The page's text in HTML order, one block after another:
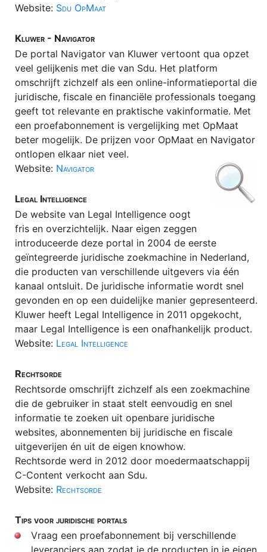
Website: Sdu OpMaat
Kluwer - Navigator
De portal Navigator van Kluwer vertoont qua opzet
veel gelijkenis met die van Sdu. Het platform
omschrijft zichzelf als een online-informatieportal die
juridische, fiscale en financiële professionals toegang
geeft tot relevante en praktische vakinformatie. Met
een proefabonnement is vergelijking met OpMaat
beter mogelijk. De prijzen voor OpMaat en Navigator
ontlopen elkaar niet veel.
Website: Navigator
Legal Intelligence
De website van Legal Intelligence oogt
fris en overzichtelijk. Naar eigen zeggen
introduceerde deze portal in 2004 de eerste
geïntegreerde juridische zoekmachine in Nederland,
die producten van verschillende uitgevers via één
kanaal ontsluit. De juridische informatie wordt snel
gevonden en op een duidelijke manier gepresenteerd.
Kluwer heeft Legal Intelligence in 2011 opgekocht,
maar Legal Intelligence is een onafhankelijk product.
Website: Legal Intelligence
Rechtsorde
Rechtsorde omschrijft zichzelf als een zoekmachine
die de gebruiker in staat stelt eenvoudig en snel
informatie te zoeken uit openbare juridische
websites, abonnementen bij juridische en fiscale
uitgeverijen én uit de eigen knowhow.
Rechtsorde werd in 2012 door moedermaatschappij
C-Content verkocht aan Sdu.
Website: Rechtsorde
Tips voor juridische portals
Vraag een proefabonnement bij verschillende
leveranciers aan zodat je de producten in je eigen